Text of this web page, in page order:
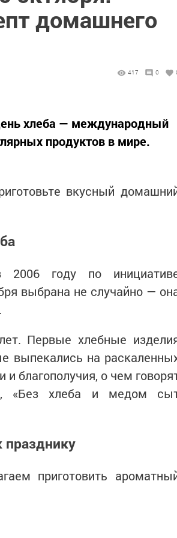
домашнего
417 0
хлеба — международный
продуктов в мире.
вкусный
году по
выбрана не случайно —
Первые хлебные
выпекались на
благополучия, о чем
«Без хлеба и медом
празднику
приготовить